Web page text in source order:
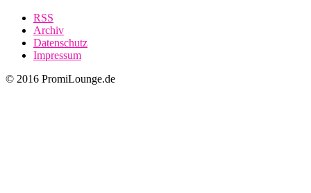
RSS
Archiv
Datenschutz
Impressum
© 2016 PromiLounge.de